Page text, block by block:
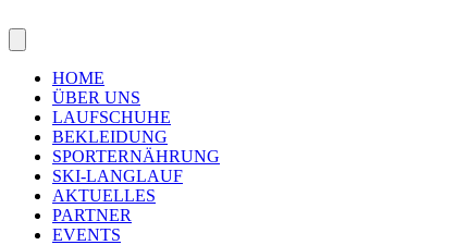
to
content
HOME
ÜBER UNS
LAUFSCHUHE
BEKLEIDUNG
SPORTERNÄHRUNG
SKI-LANGLAUF
AKTUELLES
PARTNER
EVENTS